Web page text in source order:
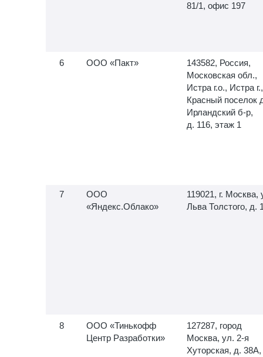
81/1, офис 197
ООО «Пакт»
143582, Россия,
Московская обл.,
Истра г.о., Истра г.,
Красный поселок
Ирландский б-р,
д. 116, этаж 1
ООО
«Яндекс.Облако»
119021, г. Москва,
Льва Толстого, д.
ООО «Тинькофф
Центр Разработки»
127287, город
Москва, ул. 2-я
Хуторская, д. 38А,